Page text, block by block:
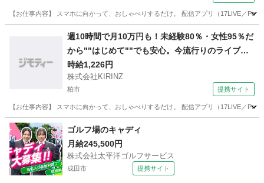
【お仕事内容】 スマホに向かって、おしゃべりするだけ。 配信アプリ（
イベントスタッフ
週10時間で月10万円も！未経験80％・女性95％だ
から""はじめて""でも安心。今流行りのライブ配
信を始めてみませんか？
時給1,226円
株式会社KIRINZ
柏市 提携サイト
【お仕事内容】 スマホに向かって、おしゃべりするだけ。 配信アプリ（
千葉 柏市 イベントスタッフ
ゴルフ場のキャディ
月給245,500円
株式会社太平洋ゴルフサービス
成田市 提携サイト